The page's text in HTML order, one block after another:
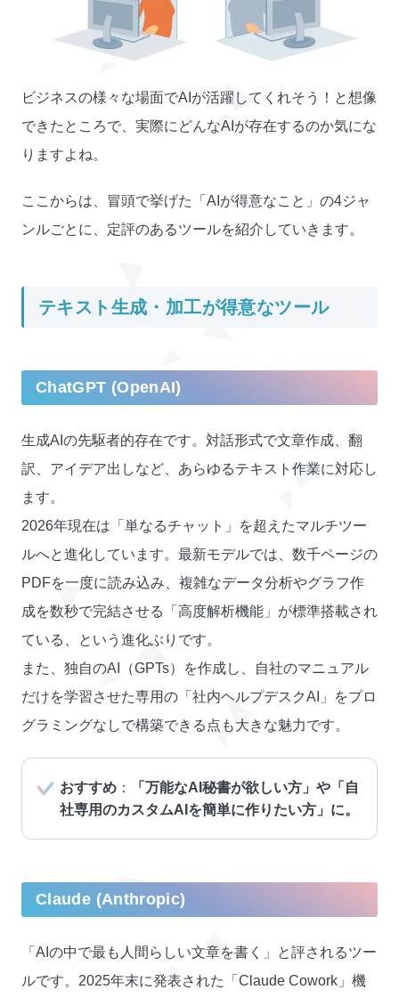
ビジネスの様々な場面でAIが活躍してくれそう！と想像
できたところで、実際にどんなAIが存在するのか気にな
りますよね。
ここからは、冒頭で挙げた「AIが得意なこと」の4ジャ
ンルごとに、定評のあるツールを紹介していきます。
テキスト生成・加工が得意なツール
ChatGPT (OpenAI)
生成AIの先駆者的存在です。対話形式で文章作成、翻
訳、アイデア出しなど、あらゆるテキスト作業に対応し
ます。
2026年現在は「単なるチャット」を超えたマルチツー
ルへと進化しています。最新モデルでは、数千ページの
PDFを一度に読み込み、複雑なデータ分析やグラフ作
成を数秒で完結させる「高度解析機能」が標準搭載され
ている、という進化ぶりです。
また、独自のAI（GPTs）を作成し、自社のマニュアル
だけを学習させた専用の「社内ヘルプデスクAI」をプロ
グラミングなしで構築できる点も大きな魅力です。
おすすめ ：
「万能なAI秘書が欲しい方」や「自
社専用のカスタムAIを簡単に作りたい方」に。
Claude (Anthropic)
「AIの中で最も人間らしい文章を書く」と評されるツー
ルです。2025年末に発表された「Claude Cowork」機